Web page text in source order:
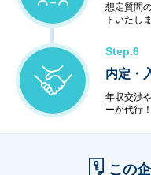
想定質問
トいたし
Step.6
内定・
年収交渉
ーが代行！
この